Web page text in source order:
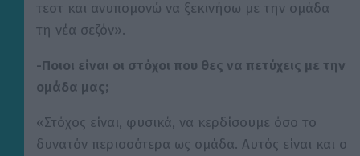
τεστ και ανυπομονώ να ξεκινήσω με την ομάδα
τη νέα σεζόν».
-Ποιοι είναι οι στόχοι που θες να πετύχεις με την
ομάδα μας;
«Στόχος είναι, φυσικά, να κερδίσουμε όσο το
δυνατόν περισσότερα ως ομάδα. Αυτός είναι και ο